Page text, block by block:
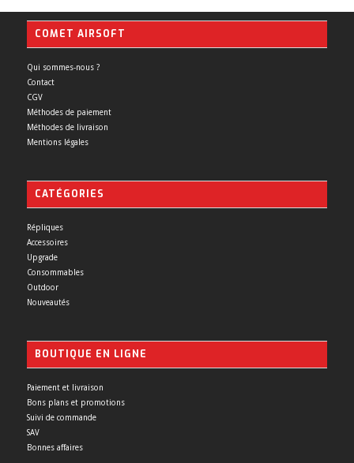
COMET AIRSOFT
Qui sommes-nous ?
Contact
CGV
Méthodes de paiement
Méthodes de livraison
Mentions légales
CATÉGORIES
Répliques
Accessoires
Upgrade
Consommables
Outdoor
Nouveautés
BOUTIQUE EN LIGNE
Paiement et livraison
Bons plans et promotions
Suivi de commande
SAV
Bonnes affaires